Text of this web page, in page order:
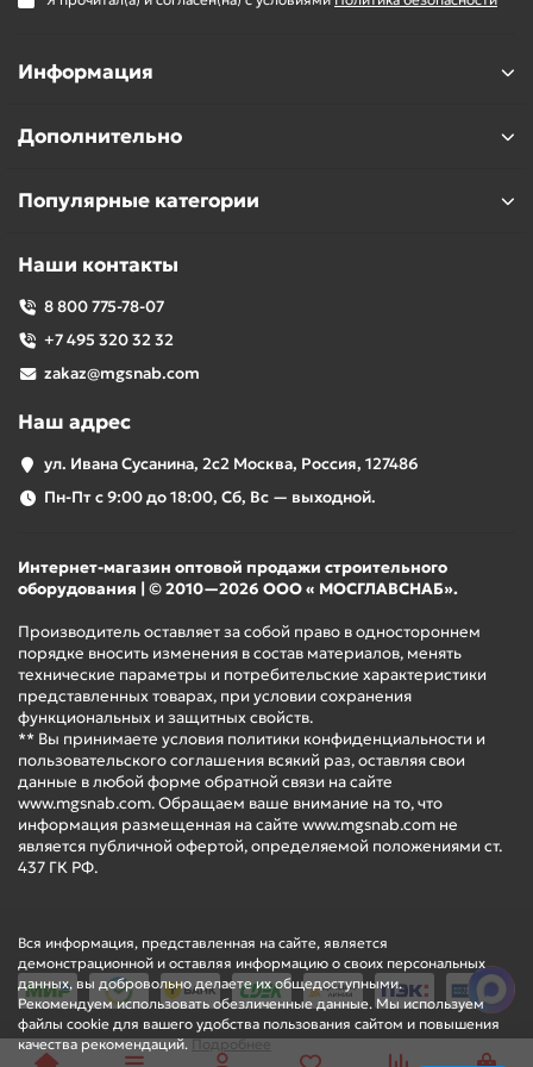
Вся информация, представленная на сайте, является
демонстрационной и оставляя информацию о своих персональных
данных, вы добровольно делаете их общедоступными.
Рекомендуем использовать обезличенные данные. Мы используем
файлы cookie для вашего удобства пользования сайтом и повышения
качества рекомендаций.Подробнее
Информация
Дополнительно
Популярные категории
Наши контакты
8 800 775-78-07
+7 495 320 32 32
zakaz@mgsnab.com
Наш адрес
ул. Ивана Сусанина, 2с2 Москва, Россия, 127486
Пн-Пт с 9:00 до 18:00, Сб, Вс — выходной.
Интернет-магазин оптовой продажи строительного
оборудования | © 2010—2026 ООО « МОСГЛАВСНАБ».
Производитель оставляет за собой право в одностороннем
порядке вносить изменения в состав материалов, менять
технические параметры и потребительские характеристики
представленных товарах, при условии сохранения
функциональных и защитных свойств.
** Вы принимаете условия политики конфиденциальности и
пользовательского соглашения всякий раз, оставляя свои
данные в любой форме обратной связи на сайте
www.mgsnab.com. Обращаем ваше внимание на то, что
информация размещенная на сайте www.mgsnab.com не
является публичной офертой, определяемой положениями ст.
437 ГК РФ.